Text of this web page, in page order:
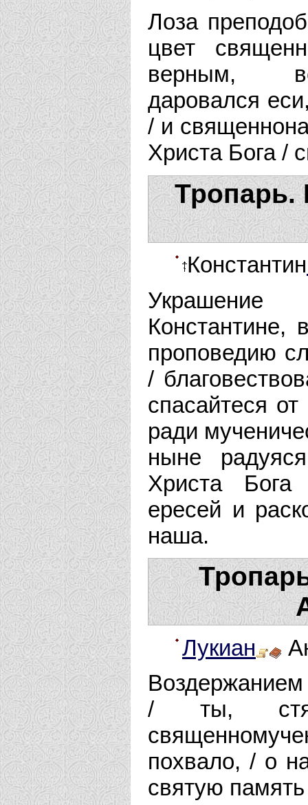
Лоза
цвет
верным,
даровался
/ и
Христа Бога /
Тропарь.
Константин
Украшение
Константине,
проповедию
/
спасайтеся
ради
ныне
Христа
ересей и
наша.
Лукиан
/ ты,
похвало, / о
святую